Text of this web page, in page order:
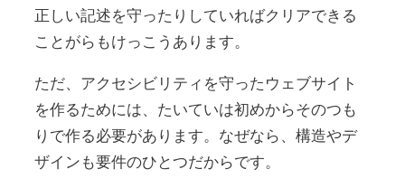
正しい記述を守ったりしていればクリアできる
ことがらもけっこうあります。
ただ、アクセシビリティを守ったウェブサイト
を作るためには、たいていは初めからそのつも
りで作る必要があります。なぜなら、構造やデ
ザインも要件のひとつだからです。